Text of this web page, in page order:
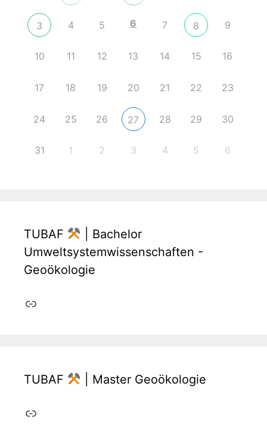
3 4 5 6 7 8 9
10 11 12 13 14 15 16
17 18 19 20 21 22 23
24 25 26 27 28 29 30
31 1 2 3 4 5 6
TUBAF
| Bachelor
Umweltsystemwissenschaften -
Geoökologie
Link
TUBAF | Master Geoökologie
Link